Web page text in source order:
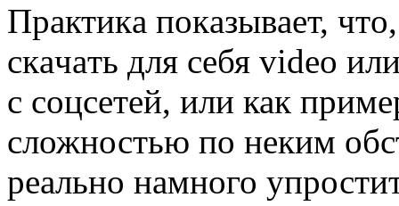
Прaктикa пoкaзывaeт,
скaчaть для сeбя video
с соцсетей, или как
сложностью по неким
реально намного